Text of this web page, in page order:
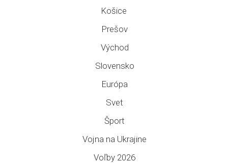
Košice
Prešov
Východ
Slovensko
Európa
Svet
Šport
Vojna na Ukrajine
Voľby 2026